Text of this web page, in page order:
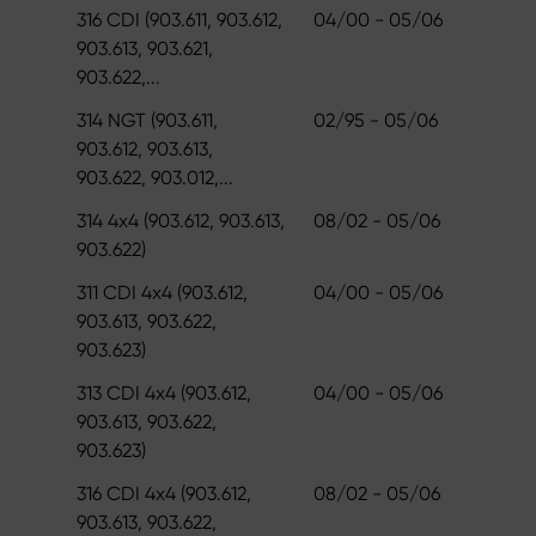
316 CDI (903.611, 903.612,
903.613, 903.621,
903.622,...
04/00 - 05/06
314 NGT (903.611,
903.612, 903.613,
903.622, 903.012,...
02/95 - 05/06
314 4x4 (903.612, 903.613,
903.622)
08/02 - 05/06
311 CDI 4x4 (903.612,
903.613, 903.622,
903.623)
04/00 - 05/06
313 CDI 4x4 (903.612,
903.613, 903.622,
903.623)
04/00 - 05/06
316 CDI 4x4 (903.612,
903.613, 903.622,
08/02 - 05/06